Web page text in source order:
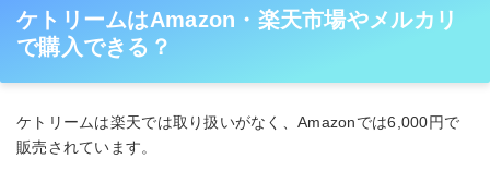
ケトリームはAmazon・楽天市場やメルカリ
で購入できる？
ケトリームは楽天では取り扱いがなく、Amazonでは6,000円で
販売されています。